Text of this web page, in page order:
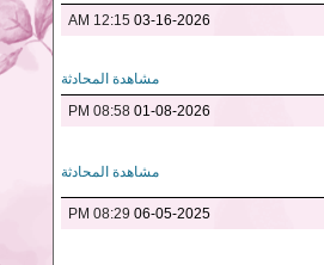
03-16-2026
12:15 AM
مشاهدة المحادثة
01-08-2026
08:58 PM
مشاهدة المحادثة
06-05-2025
08:29 PM